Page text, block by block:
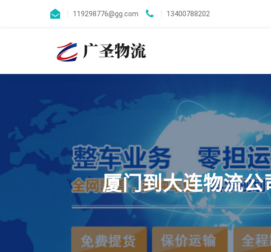
119298776@gg.com 13400788202
厦门到大连物流